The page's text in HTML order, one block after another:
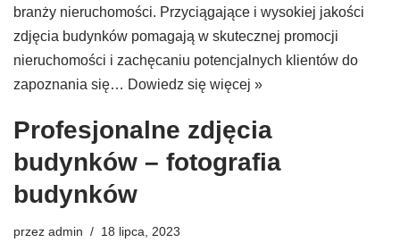
branży nieruchomości. Przyciągające i wysokiej jakości
zdjęcia budynków pomagają w skutecznej promocji
nieruchomości i zachęcaniu potencjalnych klientów do
zapoznania się… Dowiedz się więcej »
Profesjonalne zdjęcia
budynków – fotografia
budynków
przez admin 18 lipca, 2023